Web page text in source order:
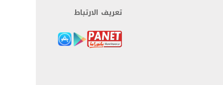
تعريف الارتباط